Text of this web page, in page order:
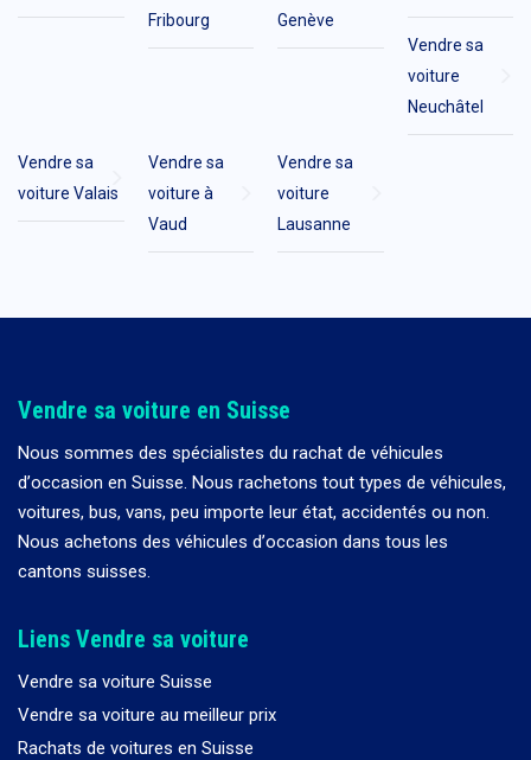
Fribourg
Genève
Vendre sa
voiture
Neuchâtel
Vendre sa
voiture Valais
Vendre sa
voiture à
Vaud
Vendre sa
voiture
Lausanne
Vendre sa voiture en Suisse
Nous sommes des spécialistes du rachat de véhicules
d’occasion en Suisse. Nous rachetons tout types de véhicules,
voitures, bus, vans, peu importe leur état, accidentés ou non.
Nous achetons des véhicules d’occasion dans tous les
cantons suisses.
Liens Vendre sa voiture
Vendre sa voiture Suisse
Vendre sa voiture au meilleur prix
Rachats de voitures en Suisse